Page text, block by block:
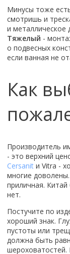
Квадратная
Смотреть
Способ
С
Со
Низкие
200 см
До 200 см
Сифоны
Ролики
Минусы тоже
смотришь и
и металлическое
Тяжелый -
о подвесных
если ванная не
Как
Производитель
- это верхний
Cersanit и Vitra -
многие
приличная.
нет.
Постучите по
хороший знак.
пустоты или
должна быть